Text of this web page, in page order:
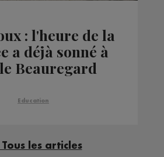
: l'heure de la
a déjà sonné à
Beauregard
Education
Tous les articles